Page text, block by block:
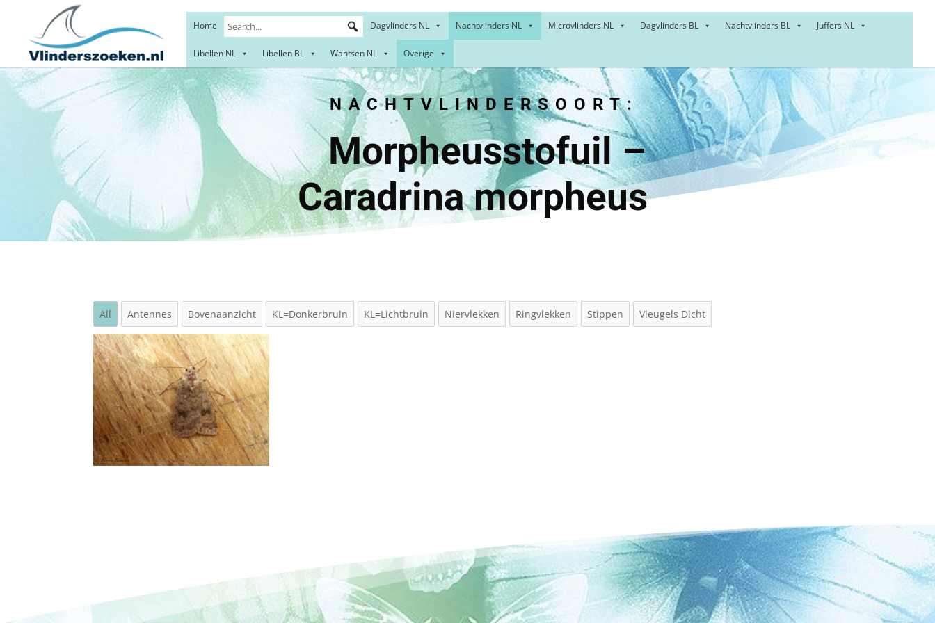
Home Dagvlinders NL Nachtvlinders NL Microvlinders NL Dagvlinders BL Nachtvlinders BL Juffers NL
Libellen NL Libellen BL Wantsen NL Overige
NACHTVLINDERSOORT:
Morpheusstofuil –
Caradrina morpheus
All Antennes Bovenaanzicht KL=Donkerbruin KL=Lichtbruin Niervlekken Ringvlekken Stippen Vleugels Dicht